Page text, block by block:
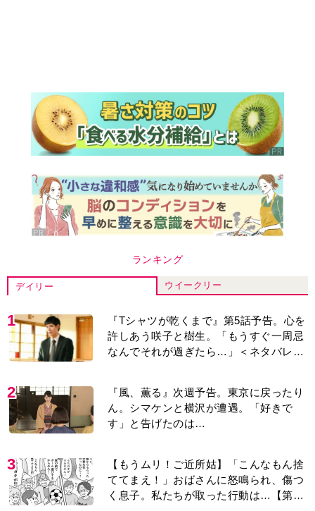
ランキング
デイリー ウイークリー
1
『Tシャツが乾くまで』第5話予告。心を
許しあう咲子と樹生。「もうすぐ一周忌
なんでそれが過ぎたら…」＜ネタバレあ
2
『風、薫る』次週予告。東京に戻ったり
ん。シマケンと横沢が遭遇。「好きで
す」と告げたのは…
3
【もうムリ！ご近所姑】「こんなもん捨
ててまえ！」おばさんに怒鳴られ、傷つ
く息子。私たちが取った行動は…【第3